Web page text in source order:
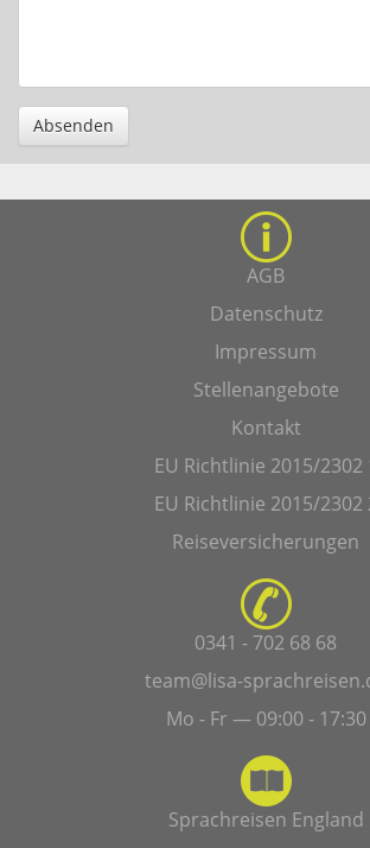
Absenden
AGB
Datenschutz
Impressum
Stellenangebote
Kontakt
EU Richtlinie 2015/2302
EU Richtlinie 2015/2302
Reiseversicherungen
0341 - 702 68 68
team@lisa-
Mo - Fr — 09:00 - 17:30
Sprachreisen England